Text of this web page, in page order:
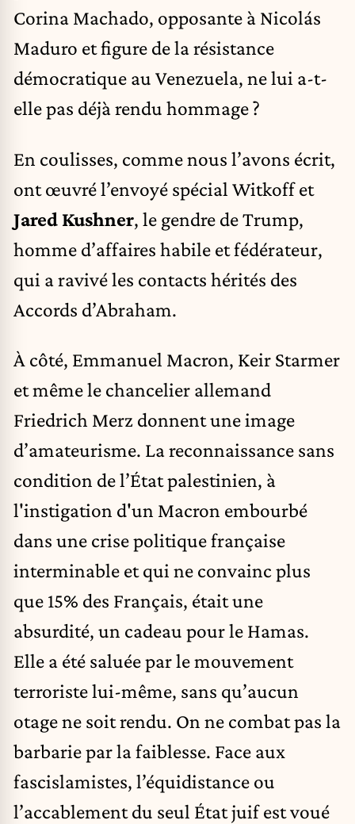
Corina Machado, opposante à Nicolás
Maduro et figure de la résistance
démocratique au Venezuela, ne lui a-t-
elle pas déjà rendu hommage ?
En coulisses, comme nous l’avons écrit,
ont œuvré l’envoyé spécial Witkoff et
Jared Kushner, le gendre de Trump,
homme d’affaires habile et fédérateur,
qui a ravivé les contacts hérités des
Accords d’Abraham.
À côté, Emmanuel Macron, Keir Starmer
et même le chancelier allemand
Friedrich Merz donnent une image
d’amateurisme. La reconnaissance sans
condition de l’État palestinien, à
l'instigation d'un Macron embourbé
dans une crise politique française
interminable et qui ne convainc plus
que 15% des Français, était une
absurdité, un cadeau pour le Hamas.
Elle a été saluée par le mouvement
terroriste lui-même, sans qu’aucun
otage ne soit rendu. On ne combat pas la
barbarie par la faiblesse. Face aux
fascislamistes, l’équidistance ou
l’accablement du seul État juif est voué